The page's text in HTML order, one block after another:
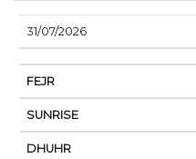
31/07/2026